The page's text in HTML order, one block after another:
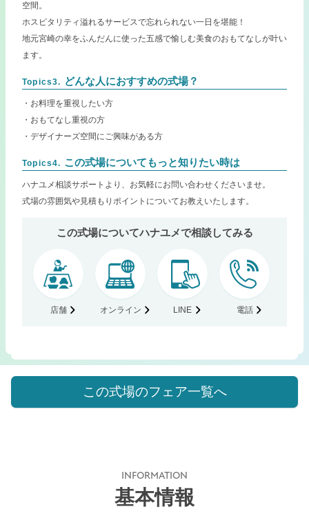
空間。
ホスピタリティ溢れるサービスで忘れられない一日を堪能！
地元宮崎の幸をふんだんに使った五感で愉しむ美食のおもてなしが叶い
ます。
Topics3. どんな人におすすめの式場？
・お料理を重視したい方
・おもてなし重視の方
・デザイナーズ空間にご興味がある方
Topics4. この式場についてもっと知りたい時は
ハナユメ相談サポートより、お気軽にお問い合わせくださいませ。
式場の雰囲気や見積もりポイントについてお教えいたします。
この式場についてハナユメで相談してみる
店舗 オンライン LINE 電話
この式場のフェア一覧へ
INFORMATION
基本情報